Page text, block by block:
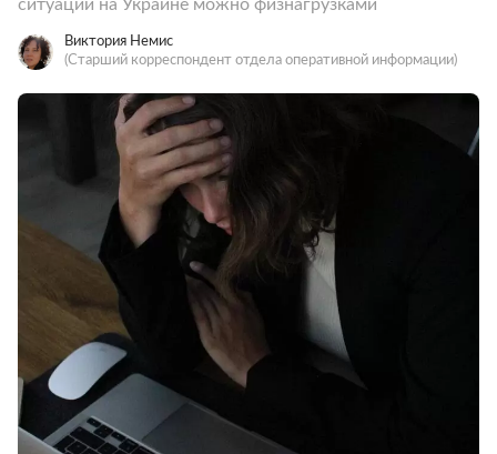
ситуации на Украине можно физнагрузками
Виктория Немис
(Старший корреспондент отдела оперативной информации)